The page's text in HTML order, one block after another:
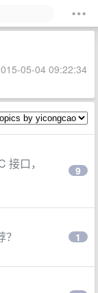
05-04 09:22:34
口，
9
1